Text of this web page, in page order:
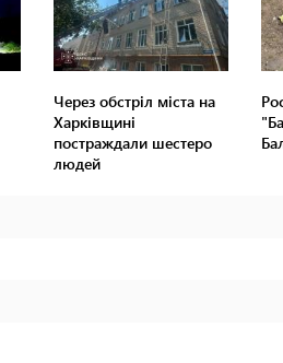
Через обстріл міста на
Харківщині
постраждали шестеро
людей